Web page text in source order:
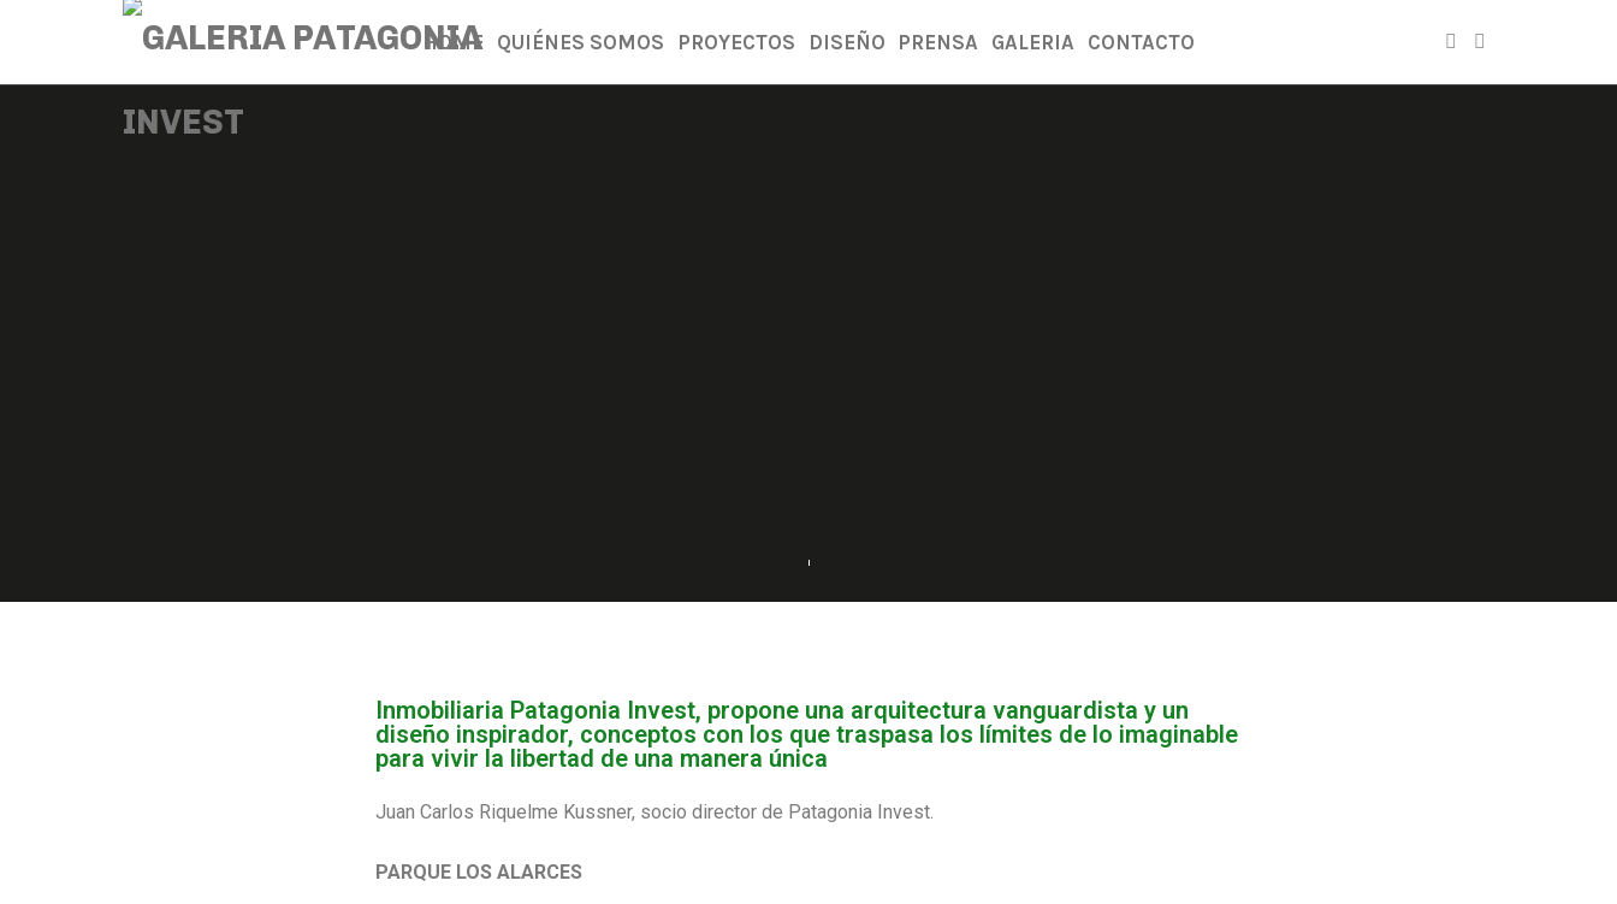
HOME QUIÉNES SOMOS PROYECTOS DISEÑO PRENSA GALERIA CONTACTO
Inmobiliaria Patagonia Invest, propone una arquitectura vanguardista y un
diseño inspirador, conceptos con los que traspasa los límites de lo imaginable
para vivir la libertad de una manera única
Juan Carlos Riquelme Kussner, socio director de Patagonia Invest.
PARQUE LOS ALARCES